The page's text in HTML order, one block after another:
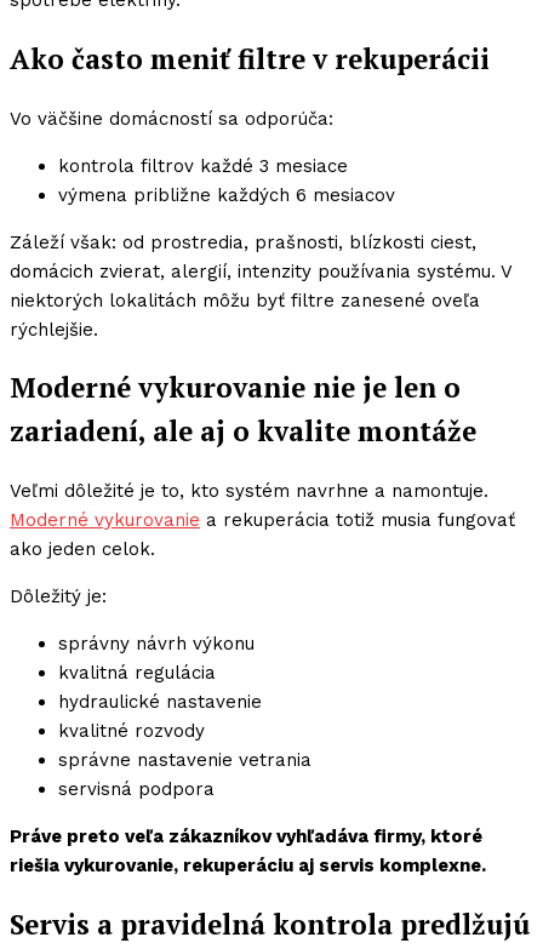
Ako často meniť filtre v rekuperácii
Vo väčšine domácností sa odporúča:
kontrola filtrov každé 3 mesiace
výmena približne každých 6 mesiacov
Záleží však: od prostredia, prašnosti, blízkosti ciest,
domácich zvierat, alergií, intenzity používania systému. V
niektorých lokalitách môžu byť filtre zanesené oveľa
rýchlejšie.
Moderné vykurovanie nie je len o
zariadení, ale aj o kvalite montáže
Veľmi dôležité je to, kto systém navrhne a namontuje.
Moderné vykurovanie a rekuperácia totiž musia fungovať
ako jeden celok.
Dôležitý je:
správny návrh výkonu
kvalitná regulácia
hydraulické nastavenie
kvalitné rozvody
správne nastavenie vetrania
servisná podpora
Práve preto veľa zákazníkov vyhľadáva firmy, ktoré
riešia vykurovanie, rekuperáciu aj servis komplexne.
Servis a pravidelná kontrola predlžujú